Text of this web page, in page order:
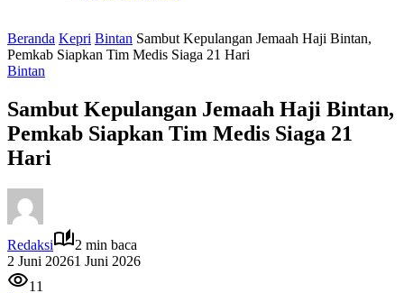
Beranda Kepri Bintan Sambut Kepulangan Jemaah Haji Bintan,
Pemkab Siapkan Tim Medis Siaga 21 Hari
Bintan
Sambut Kepulangan Jemaah Haji Bintan,
Pemkab Siapkan Tim Medis Siaga 21
Hari
Redaksi
2 min baca
2 Juni 20261 Juni 2026
11